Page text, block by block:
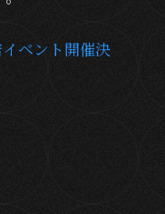
ベント開催決